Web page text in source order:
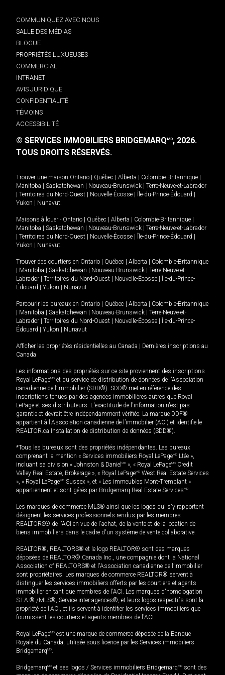
COMMUNIQUEZ AVEC NOUS
SALLE DES MÉDIAS
BLOGUE
PROPRIÉTÉS LUXUEUSES
COMMERCIAL
INTRANET
AVIS JURIDIQUE
CONFIDENTIALITÉ
TÉMOINS
ACCESSIBILITÉ
© SERVICES IMMOBILIERS BRIDGEMARQMD, 2026.
TOUS DROITS RÉSERVÉS.
Trouver une maison Ontario Québec Alberta Colombie-Britannique
Manitoba
Saskatchewan Nouveau-Brunswick
Terre-Neuve-et-Labrador
Territoires du Nord-Ouest Nouvelle-Écosse Île-du-Prince-Édouard
Yukon
Nunavut.
Maisons à louer - Ontario Québec Alberta Colombie-Britannique
Manitoba
Saskatchewan Nouveau-Brunswick
Terre-Neuve-et-Labrador
Territoires du Nord-Ouest Nouvelle-Écosse Île-du-Prince-Édouard
Yukon
Nunavut.
Trouver des courtiers en Ontario Québec Alberta
Colombie-Britannique
Manitoba Saskatchewan Nouveau-Brunswick
Terre-Neuve-et-
Labrador
Territoires du Nord-Ouest Nouvelle-Écosse
Île-du-Prince-
Édouard
Yukon Nunavut
Parcourir les bureaux en Ontario Québec Alberta
Colombie-Britannique
Manitoba Saskatchewan Nouveau-Brunswick
Terre-Neuve-et-
Labrador
Territoires du Nord-Ouest Nouvelle-Écosse
Île-du-Prince-
Édouard
Yukon Nunavut
Afficher les propriétés résidentielles au Canada
Dernières inscriptions au
Canada
Les informations des propriétés sur ce site proviennent des inscriptions
Royal LePageMD et du service de distribution de données de l'Association
canadienne de l’immobilier (SDD®). SDD® met en référence des
inscriptions tenues par des agences immobilières autres que Royal
LePage et ses distributeurs. L'exactitude de l'information n'est pas
garantie et devrait être indépendamment vérifiée. La marque DDF®
appartient à l'Association canadienne de l’immobilier (ACI) et identifie le
REALTOR.ca Installation de distribution de données (SDD®).
*Tous les bureaux sont des propriétés indépendantes. Les bureaux
comprenant la mention « Services immobiliers Royal LePageMD Ltée »,
incluant sa division « Johnston & Daniel MD », « Royal LePageMD Credit
Valley Real Estate, Brokerage », « Royal LePageMD West Real Estate Services
», « Royal LePageMD Sussex », et « Les immeubles Mont-Tremblant »
appartiennent et sont gérés par Bridgemarq Real Estate ServicesMD.
Les marques de commerce MLS® ainsi que les logos qui s'y rapportent
désignent les services professionnels rendus par les membres
REALTORS® de l'ACI en vue de l'achat, de la vente et de la location de
biens immobiliers dans le cadre d'un système de vente collaborative.
REALTOR®, REALTORS® et le logo REALTOR® sont des marques
déposées de REALTOR® Canada Inc., une compagnie dont la National
Association of REALTORS® et l'Association canadienne de l’immobilier
sont propriétaires. Les marques de commerce REALTOR® servent à
distinguer les services immobiliers offerts par les courtiers et agents
immobilier en tant que membres de l'ACI. Les marques d'homologation
S.I.A.® /MLS®, Service inter-agences®, et leurs logos respectifs sont la
propriété de l'ACI, et ils servent à identifier les services immobiliers que
fournissent les courtiers et agents membres de l'ACI.
Royal LePageMD est une marque de commerce déposée de la Banque
Royale du Canada, utilisée sous licence par les Services immobiliers
BridgemarqMD.
BridgemarqMD et ses logos / Services immobiliers BridgemarqMD sont des